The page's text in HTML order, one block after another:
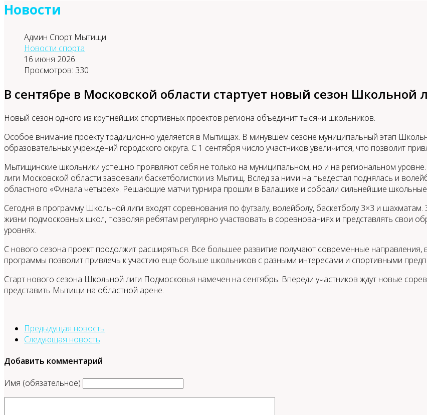
Новости
Админ Спорт Мытищи
Новости спорта
16 июня 2026
Просмотров: 330
В сентябре в Московской области стартует новый сезон Школьной
Новый сезон одного из крупнейших спортивных проектов региона объединит тысячи школьников.
Особое внимание проекту традиционно уделяется в Мытищах. В минувшем сезоне муниципальный этап
образовательных учреждений городского округа. С 1 сентября число участников увеличится, что позволит
Мытищинские школьники успешно проявляют себя не только на муниципальном, но и на региональном
лиги Московской области завоевали баскетболистки из Мытищ. Вслед за ними на пьедестал поднялась и
областного «Финала четырех». Решающие матчи турнира прошли в Балашихе и собрали сильнейшие
Сегодня в программу Школьной лиги входят соревнования по футзалу, волейболу, баскетболу 3×3 и
жизни подмосковных школ, позволяя ребятам регулярно участвовать в соревнованиях и представлять свои
уровнях.
С нового сезона проект продолжит расширяться. Все большее развитие получают современные
программы позволит привлечь к участию еще больше школьников с разными интересами и спортивными
Старт нового сезона Школьной лиги Подмосковья намечен на сентябрь. Впереди участников ждут новые
представить Мытищи на областной арене.
Предыдущая новость
Следующая новость
Добавить комментарий
Имя (обязательное)